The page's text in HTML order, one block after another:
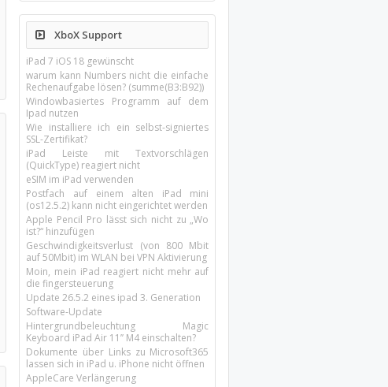
XboX Support
iPad 7 iOS 18 gewünscht
warum kann Numbers nicht die einfache
Rechenaufgabe lösen? (summe(B3:B92))
Windowbasiertes Programm auf dem
Ipad nutzen
Wie installiere ich ein selbst-signiertes
SSL-Zertifikat?
iPad Leiste mit Textvorschlägen
(QuickType) reagiert nicht
eSIM im iPad verwenden
Postfach auf einem alten iPad mini
(os12.5.2) kann nicht eingerichtet werden
Apple Pencil Pro lässt sich nicht zu „Wo
ist?“ hinzufügen
Geschwindigkeitsverlust (von 800 Mbit
auf 50Mbit) im WLAN bei VPN Aktivierung
Moin, mein iPad reagiert nicht mehr auf
die fingersteuerung
Update 26.5.2 eines ipad 3. Generation
Software-Update
Hintergrundbeleuchtung Magic
Keyboard iPad Air 11’’ M4 einschalten?
Dokumente über Links zu Microsoft365
lassen sich in iPad u. iPhone nicht öffnen
AppleCare Verlängerung